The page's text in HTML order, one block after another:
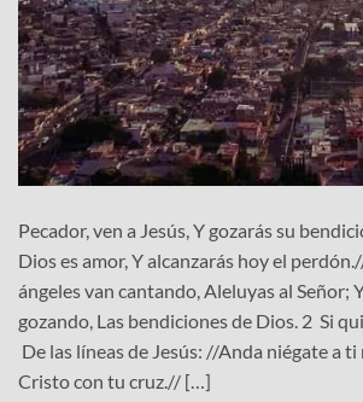
Pecador, ven a Jesús, Y gozarás su
Dios es amor, Y alcanzarás hoy el
ángeles van cantando, Aleluyas al Señor;
gozando, Las bendiciones de Dios. 2 Si
De las líneas de Jesús: //Anda niégate a ti
Cristo con tu cruz.// […]